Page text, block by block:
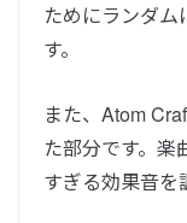
ためにランダ
す。
また、Atom
た部分です。楽
すぎる効果音を